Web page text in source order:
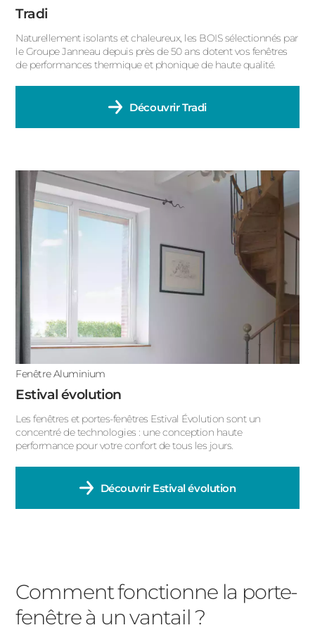
Tradi
Naturellement isolants et chaleureux, les BOIS sélectionnés par
le Groupe Janneau depuis près de 50 ans dotent vos fenêtres
de performances thermique et phonique de haute qualité.
DécouvrirTradi
Fenêtre Aluminium
Estival évolution
Les fenêtres et portes-fenêtres Estival Évolution sont un
concentré de technologies : une conception haute
performance pour votre confort de tous les jours.
Découvrir Estival évolution
Comment fonctionne la porte-
fenêtre à un vantail ?